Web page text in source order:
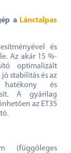
a Lánctalpas
és
Az akár 15 %-
optimalizált
stabilitás és az
és
A gyárilag
az ET35
(függőleges